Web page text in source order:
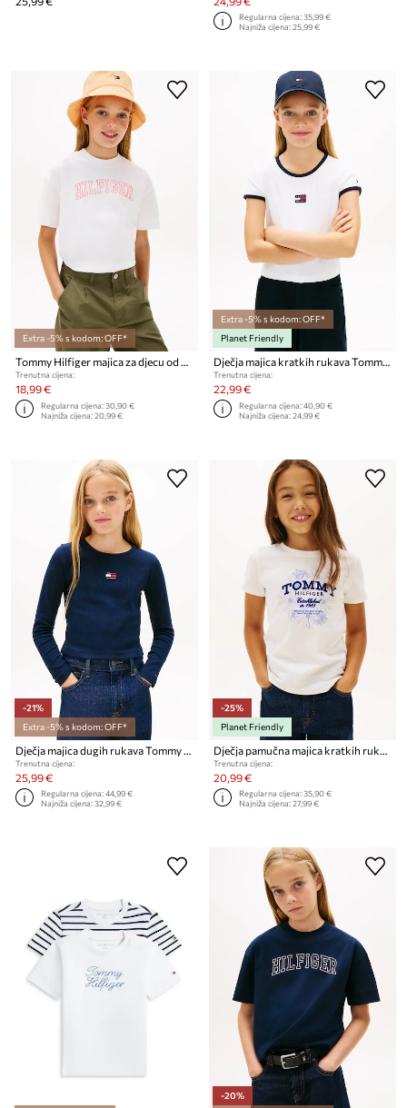
Regularna cijena:35,99 €
Najniža cijena:25,99 €
Extra -5% s kodom: OFF*
Tommy Hilfiger majica za djecu od pamuka
Trenutna cijena:
18,99 €
Regularna cijena:30,90 €
Najniža cijena:20,99 €
Extra -5% s kodom: OFF*
Planet Friendly
Dječja majica kratkih rukava Tommy Hilfiger
Trenutna cijena:
22,99 €
Regularna cijena:40,90 €
Najniža cijena:24,99 €
-21%
Extra -5% s kodom: OFF*
Trenutna cijena:
25,99 €
Regularna cijena:44,99 €
Najniža cijena:32,99 €
-25%
Planet Friendly
Trenutna cijena:
20,99 €
Regularna cijena:35,90 €
Najniža cijena:27,99 €
-20%